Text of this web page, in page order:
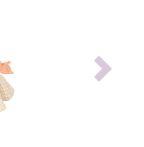
Next